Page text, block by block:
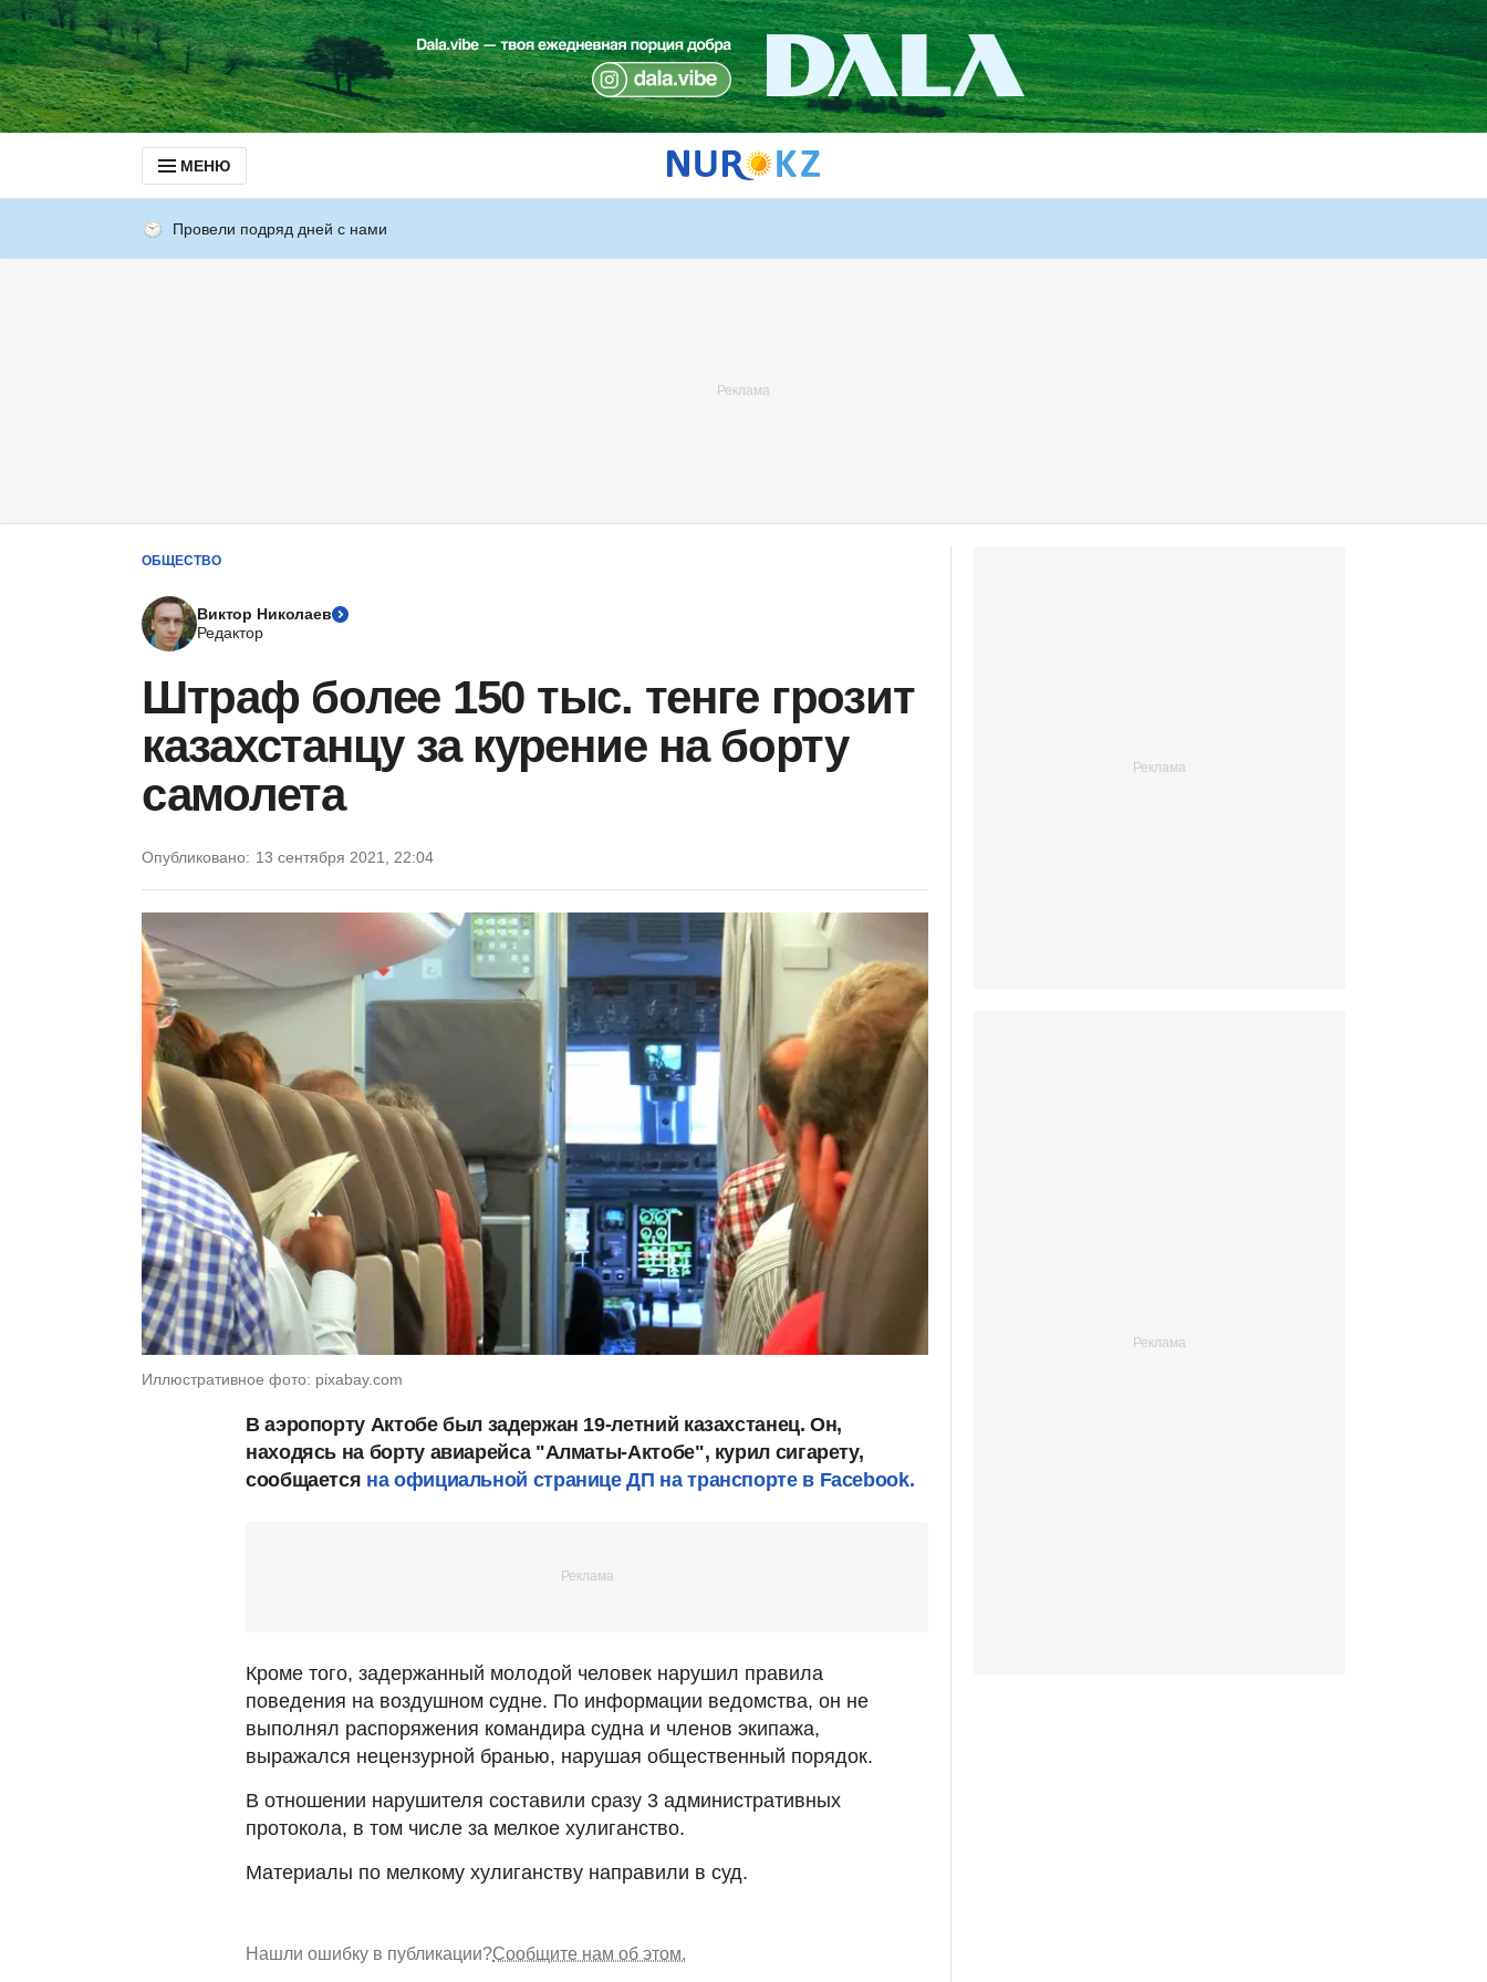
МЕНЮ
Провели подряд дней с нами
ОБЩЕСТВО
Виктор Николаев
Редактор
Штраф более 150 тыс. тенге грозит
казахстанцу за курение на борту
самолета
Опубликовано: 13 сентября 2021, 22:04
Иллюстративное фото: pixabay.com
В аэропорту Актобе был задержан 19-летний казахстанец. Он,
находясь на борту авиарейса "Алматы-Актобе", курил сигарету,
сообщается на официальной странице ДП на транспорте в Facebook.
Кроме того, задержанный молодой человек нарушил правила
поведения на воздушном судне. По информации ведомства, он не
выполнял распоряжения командира судна и членов экипажа,
выражался нецензурной бранью, нарушая общественный порядок.
В отношении нарушителя составили сразу 3 административных
протокола, в том числе за мелкое хулиганство.
Материалы по мелкому хулиганству направили в суд.
Нашли ошибку в публикации?Сообщите нам об этом.